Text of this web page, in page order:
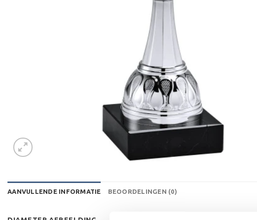
AANVULLENDE INFORMATIE BEOORDELINGEN (0)